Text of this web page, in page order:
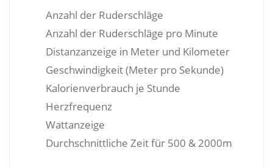
Anzahl der Ruderschläge
Anzahl der Ruderschläge pro Minute
Distanzanzeige in Meter und Kilometer
Geschwindigkeit (Meter pro Sekunde)
Kalorienverbrauch je Stunde
Herzfrequenz
Wattanzeige
Durchschnittliche Zeit für 500 & 2000m